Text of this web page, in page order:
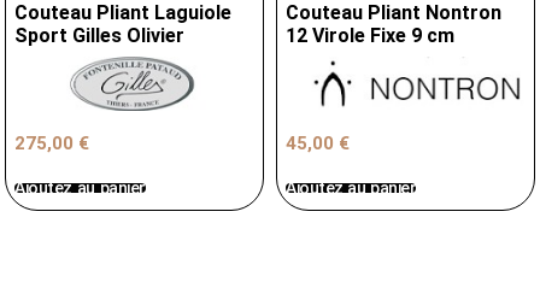
Couteau Pliant Laguiole
Sport Gilles Olivier
275,00 €
Ajoutez au panier
Couteau Pliant Nontron
12 Virole Fixe 9 cm
45,00 €
Ajoutez au panier